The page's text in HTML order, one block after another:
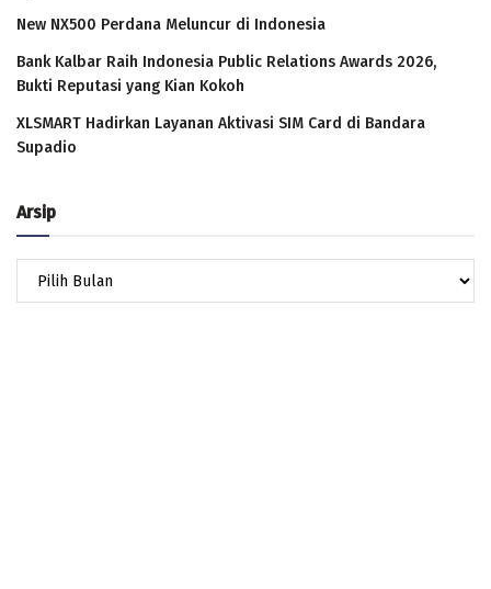
New NX500 Perdana Meluncur di Indonesia
Bank Kalbar Raih Indonesia Public Relations Awards 2026,
Bukti Reputasi yang Kian Kokoh
XLSMART Hadirkan Layanan Aktivasi SIM Card di Bandara
Supadio
Arsip